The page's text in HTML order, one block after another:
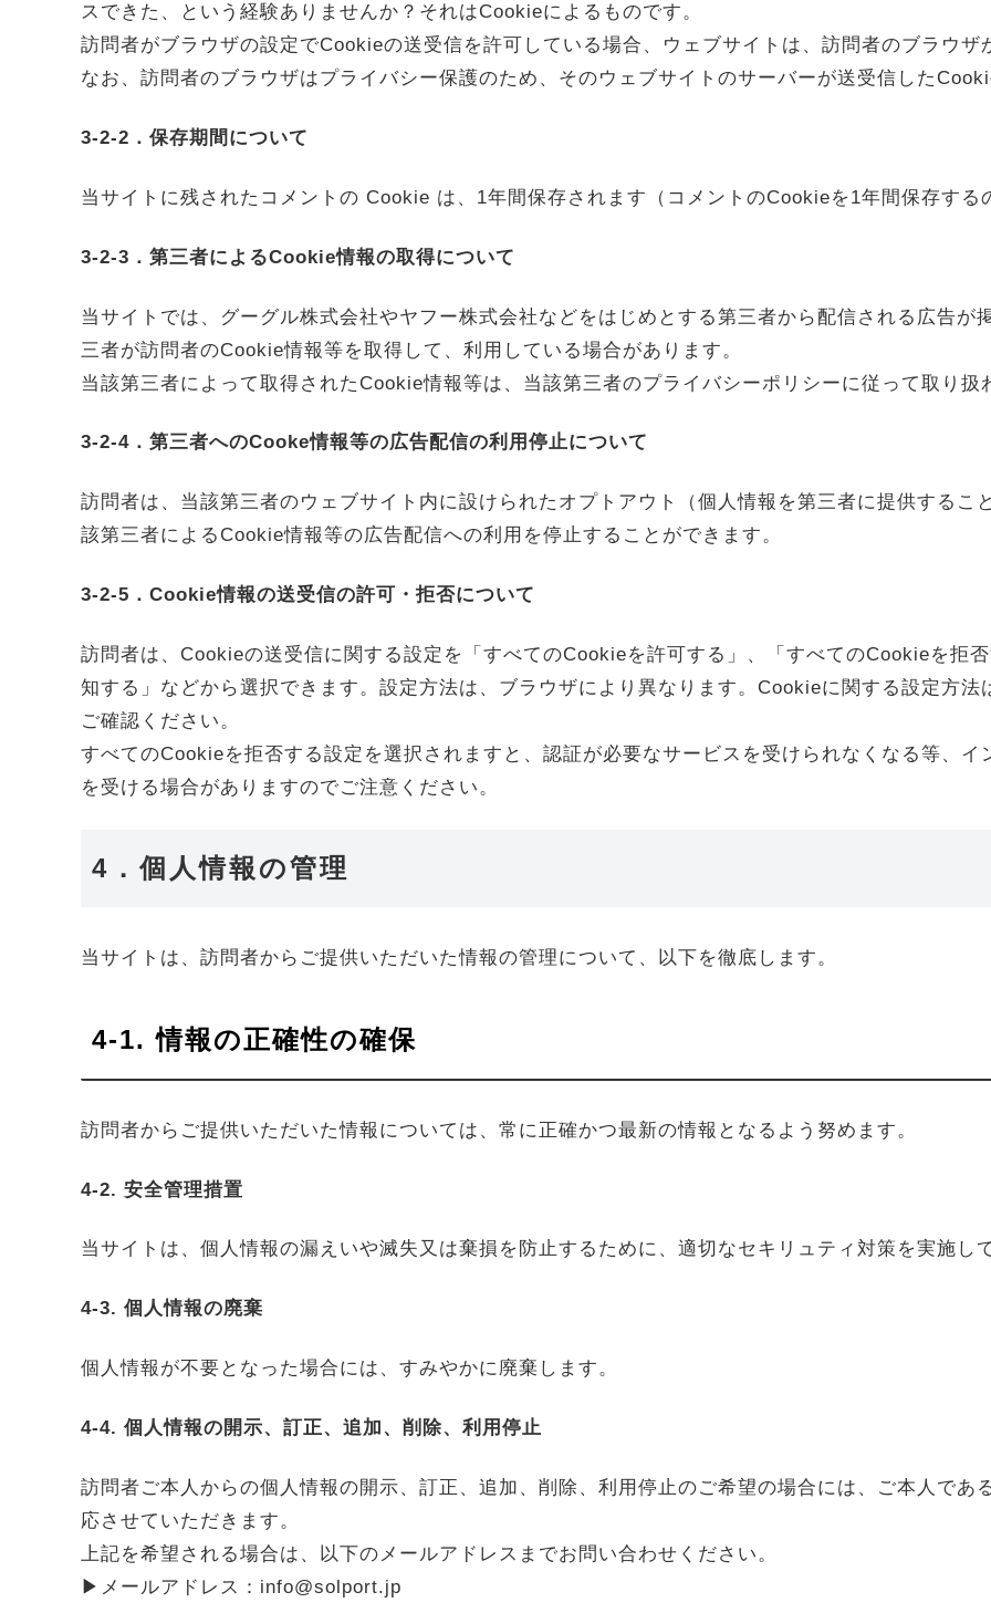
スできた、という経験ありませんか？それはCookieによるものです。
訪問者がブラウザの設定でCookieの送受信を許可している場合、ウェブサイトは、訪問者のブラウ
なお、訪問者のブラウザはプライバシー保護のため、そのウェブサイトのサーバーが送受信した
3-2-2．保存期間について
当サイトに残されたコメントの Cookie は、1年間保存されます（コメントのCookieを1年間保存す
3-2-3．第三者によるCookie情報の取得について
当サイトでは、グーグル株式会社やヤフー株式会社などをはじめとする第三者から配信される広告が
三者が訪問者のCookie情報等を取得して、利用している場合があります。
当該第三者によって取得されたCookie情報等は、当該第三者のプライバシーポリシーに従って取り扱
3-2-4．第三者へのCooke情報等の広告配信の利用停止について
訪問者は、当該第三者のウェブサイト内に設けられたオプトアウト（個人情報を第三者に提供するこ
該第三者によるCookie情報等の広告配信への利用を停止することができます。
3-2-5．Cookie情報の送受信の許可・拒否について
訪問者は、Cookieの送受信に関する設定を「すべてのCookieを許可する」、「すべてのCookieを拒
知する」などから選択できます。設定方法は、ブラウザにより異なります。Cookieに関する設定方
ご確認ください。
すべてのCookieを拒否する設定を選択されますと、認証が必要なサービスを受けられなくなる等、
を受ける場合がありますのでご注意ください。
4．個人情報の管理
当サイトは、訪問者からご提供いただいた情報の管理について、以下を徹底します。
4-1. 情報の正確性の確保
訪問者からご提供いただいた情報については、常に正確かつ最新の情報となるよう努めます。
4-2. 安全管理措置
当サイトは、個人情報の漏えいや滅失又は棄損を防止するために、適切なセキリュティ対策を実施し
4-3. 個人情報の廃棄
個人情報が不要となった場合には、すみやかに廃棄します。
4-4. 個人情報の開示、訂正、追加、削除、利用停止
訪問者ご本人からの個人情報の開示、訂正、追加、削除、利用停止のご希望の場合には、ご本人であ
応させていただきます。
上記を希望される場合は、以下のメールアドレスまでお問い合わせください。
▶︎メールアドレス：info@solport.jp